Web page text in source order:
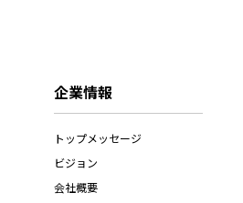
企業情報
トップメッセージ
ビジョン
会社概要